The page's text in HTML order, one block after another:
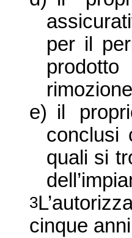
per il
e) il
conclusi
quali si
3
cinque